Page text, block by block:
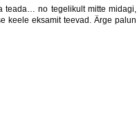
teada… no tegelikult mitte midagi,
keele eksamit teevad. Ärge palun